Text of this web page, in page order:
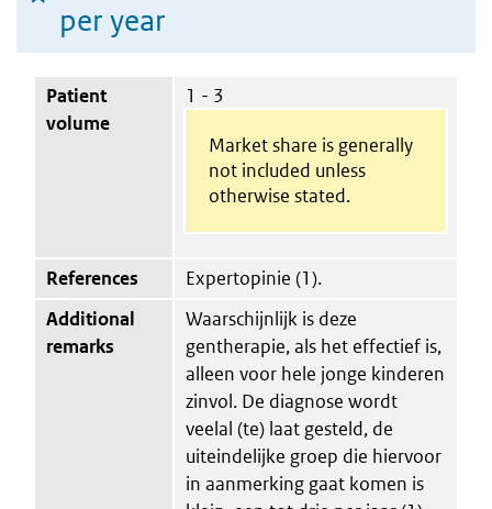
per year
Patient
volume
1 - 3
Market share is generally
not included unless
otherwise stated.
References
Expertopinie (1).
Additional
remarks
Waarschijnlijk is deze
gentherapie, als het effectief is,
alleen voor hele jonge kinderen
zinvol. De diagnose wordt
veelal (te) laat gesteld, de
uiteindelijke groep die hiervoor
in aanmerking gaat komen is